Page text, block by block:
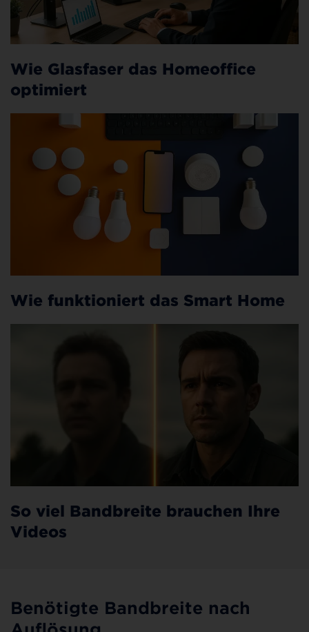
Wie Glasfaser das Homeoffice
optimiert
Wie funktioniert das Smart Home
So viel Bandbreite brauchen Ihre
Videos
Benötigte Bandbreite nach